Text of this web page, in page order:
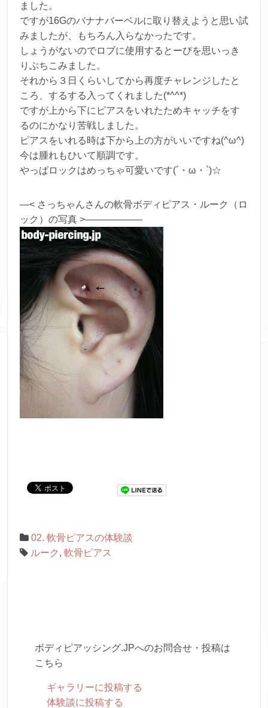
ました。
ですが16Gのバナナバーベルに取り替えようと思い試
みましたが、もちろん入らなかったです。
しょうがないのでロブに使用するとーぴを思いっき
りぶちこみました。
それから３日くらいしてから再度チャレンジしたと
ころ、するする入ってくれました(*^^*)
ですが上から下にピアスをいれたためキャッチをす
るのにかなり苦戦しました。
ピアスをいれる時は下から上の方がいいですね(^ω^)
今は腫れもひいて順調です。
やっぱロックはめっちゃ可愛いです(´・ω・`)☆
—< さっちゃんさんの軟骨ボディピアス・ルーク（ロ
ック）の写真 >——————
02. 軟骨ピアスの体験談
ルーク , 軟骨ピアス
ボディピアッシング.JPへのお問合せ・投稿は
こちら
ギャラリーに投稿する
体験談に投稿する